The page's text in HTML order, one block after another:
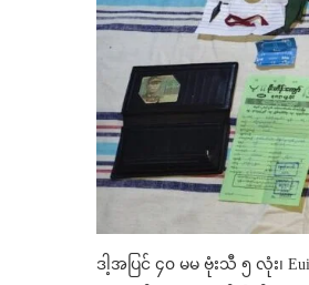
ဒါ့အပြင် ၄၀ မမ ဗုံးသီ ၅ လုံး၊